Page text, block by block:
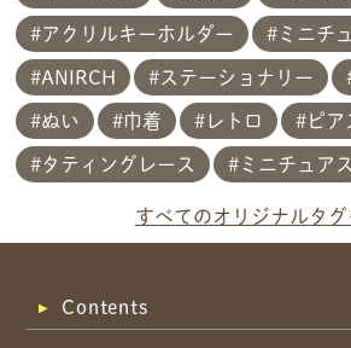
アクリルキーホルダー ミニチ
ANIRCH ステーショナリー
ぬい 巾着 レトロ ピア
タティングレース ミニチュア
すべてのオリジナルタグ
共有方法を選択
Contents